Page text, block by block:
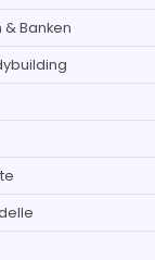
Banken